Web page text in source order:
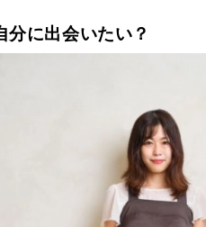
分に出会いたい？